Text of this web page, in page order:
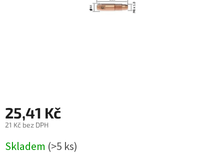
25,41 Kč
21 Kč bez DPH
cena:
Skladem (>5 ks)